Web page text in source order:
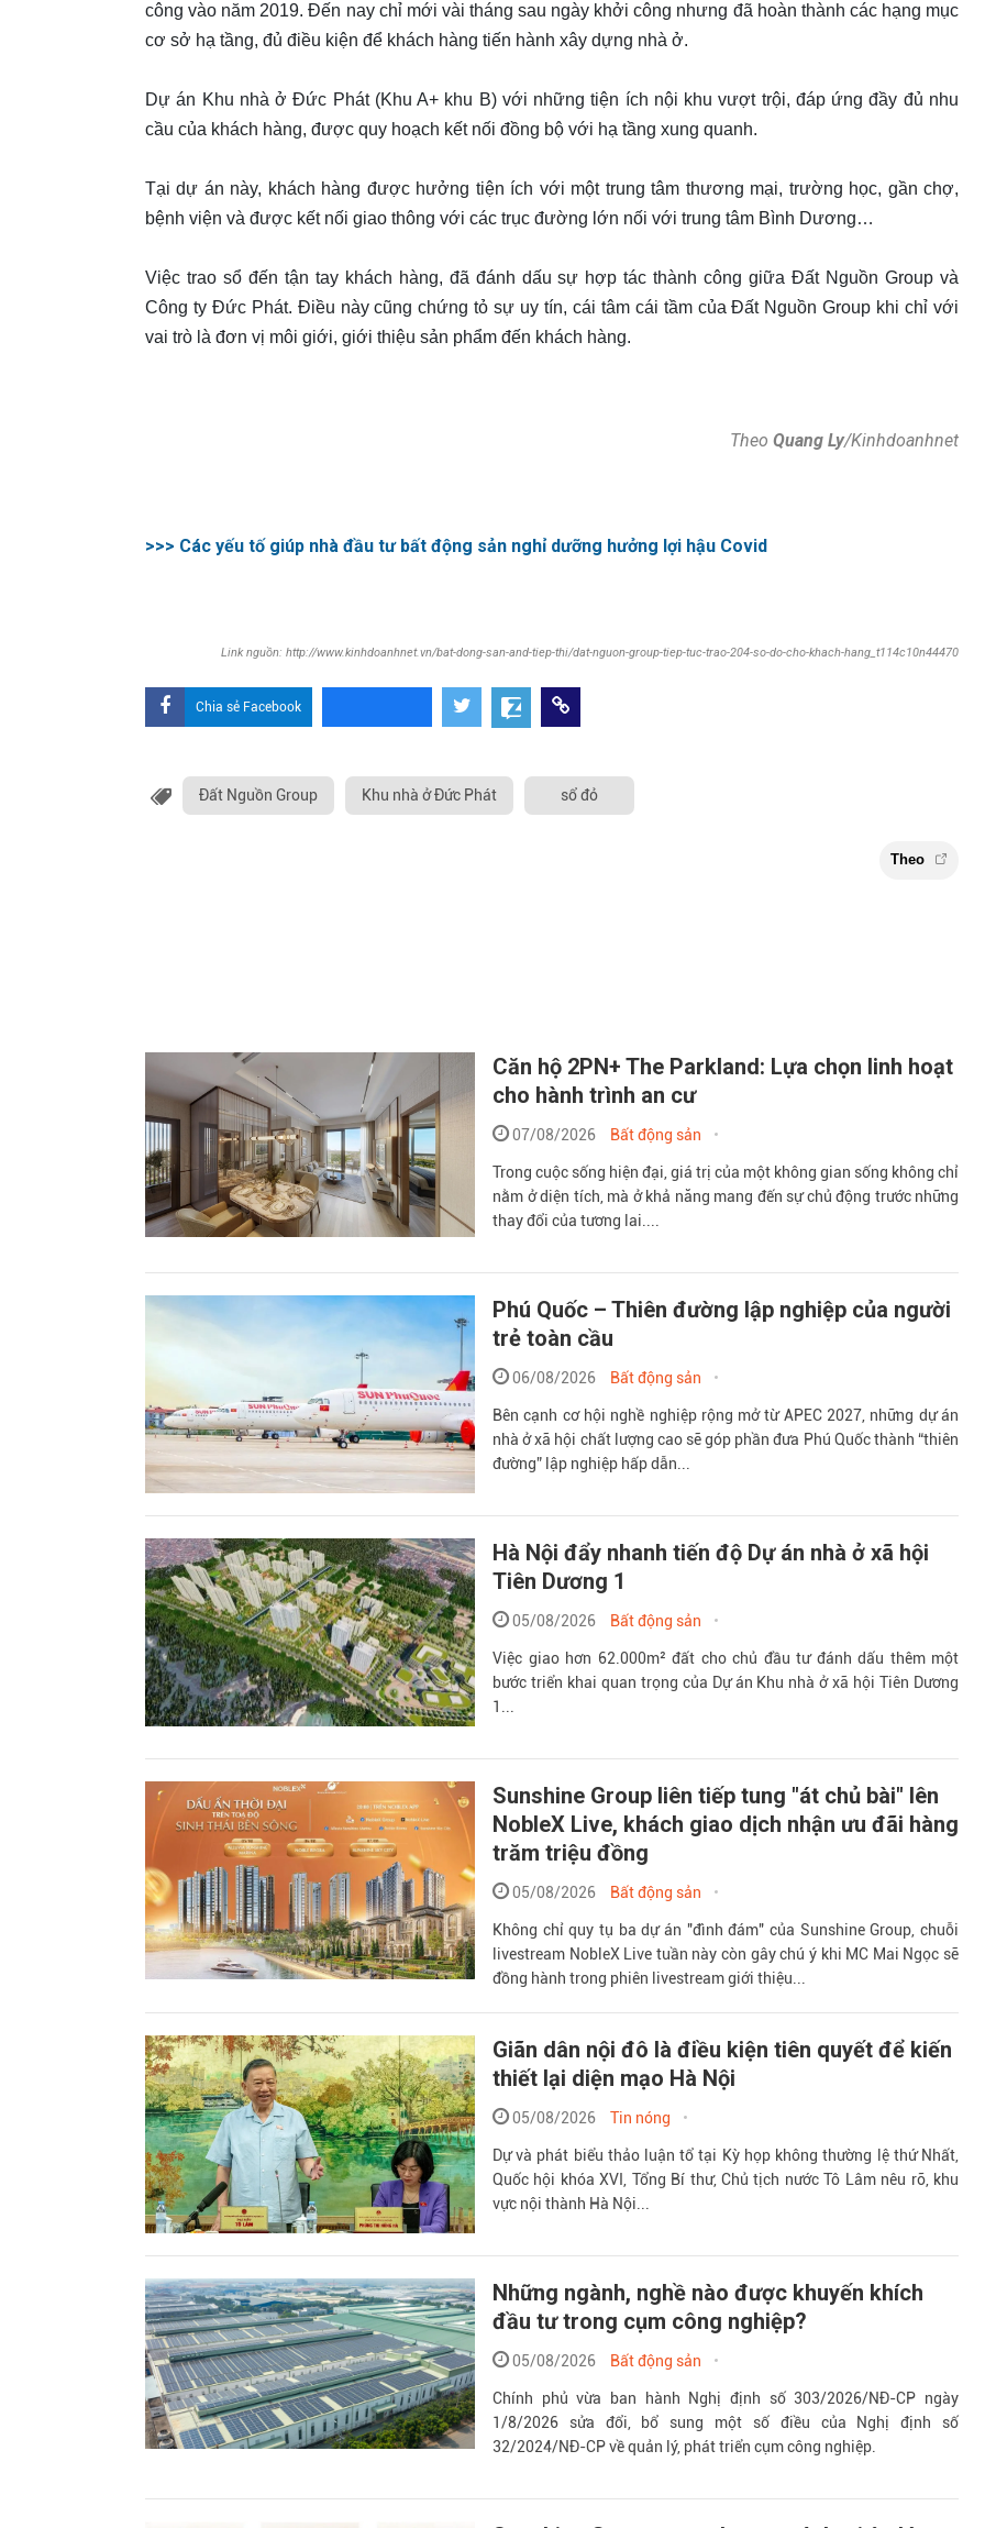
công vào năm 2019. Đến nay chỉ mới vài tháng sau ngày khởi công nhưng đã hoàn thành các hạng mục
cơ sở hạ tầng, đủ điều kiện để khách hàng tiến hành xây dựng nhà ở.
Dự án Khu nhà ở Đức Phát (Khu A+ khu B) với những tiện ích nội khu vượt trội, đáp ứng đầy đủ nhu
cầu của khách hàng, được quy hoạch kết nối đồng bộ với hạ tầng xung quanh.
Tại dự án này, khách hàng được hưởng tiện ích với một trung tâm thương mại, trường học, gần chợ,
bệnh viện và được kết nối giao thông với các trục đường lớn nối với trung tâm Bình Dương…
Việc trao sổ đến tận tay khách hàng, đã đánh dấu sự hợp tác thành công giữa Đất Nguồn Group và
Công ty Đức Phát. Điều này cũng chứng tỏ sự uy tín, cái tâm cái tầm của Đất Nguồn Group khi chỉ với
vai trò là đơn vị môi giới, giới thiệu sản phẩm đến khách hàng.
Theo Quang Ly/Kinhdoanhnet
>>> Các yếu tố giúp nhà đầu tư bất động sản nghỉ dưỡng hưởng lợi hậu Covid
Link nguồn: http://www.kinhdoanhnet.vn/bat-dong-san-and-tiep-thi/dat-nguon-group-tiep-tuc-trao-204-so-do-cho-khach-hang_t114c10n44470
Chia sẻ Facebook
Đất Nguồn Group Khu nhà ở Đức Phát sổ đỏ
Căn hộ 2PN+ The Parkland: Lựa chọn linh hoạt
cho hành trình an cư
07/08/2026 Bất động sản
Trong cuộc sống hiện đại, giá trị của một không gian sống không chỉ
nằm ở diện tích, mà ở khả năng mang đến sự chủ động trước những
thay đổi của tương lai....
Phú Quốc – Thiên đường lập nghiệp của người
trẻ toàn cầu
06/08/2026 Bất động sản
Bên cạnh cơ hội nghề nghiệp rộng mở từ APEC 2027, những dự án
nhà ở xã hội chất lượng cao sẽ góp phần đưa Phú Quốc thành “thiên
đường” lập nghiệp hấp dẫn...
Hà Nội đẩy nhanh tiến độ Dự án nhà ở xã hội
Tiên Dương 1
05/08/2026 Bất động sản
Việc giao hơn 62.000m² đất cho chủ đầu tư đánh dấu thêm một
bước triển khai quan trọng của Dự án Khu nhà ở xã hội Tiên Dương
1...
Sunshine Group liên tiếp tung "át chủ bài" lên
NobleX Live, khách giao dịch nhận ưu đãi hàng
trăm triệu đồng
05/08/2026 Bất động sản
Không chỉ quy tụ ba dự án "đình đám" của Sunshine Group, chuỗi
livestream NobleX Live tuần này còn gây chú ý khi MC Mai Ngọc sẽ
đồng hành trong phiên livestream giới thiệu...
Giãn dân nội đô là điều kiện tiên quyết để kiến
thiết lại diện mạo Hà Nội
05/08/2026 Tin nóng
Dự và phát biểu thảo luận tổ tại Kỳ họp không thường lệ thứ Nhất,
Quốc hội khóa XVI, Tổng Bí thư, Chủ tịch nước Tô Lâm nêu rõ, khu
vực nội thành Hà Nội...
Những ngành, nghề nào được khuyến khích
đầu tư trong cụm công nghiệp?
05/08/2026 Bất động sản
Chính phủ vừa ban hành Nghị định số 303/2026/NĐ-CP ngày
1/8/2026 sửa đổi, bổ sung một số điều của Nghị định số
32/2024/NĐ-CP về quản lý, phát triển cụm công nghiệp.